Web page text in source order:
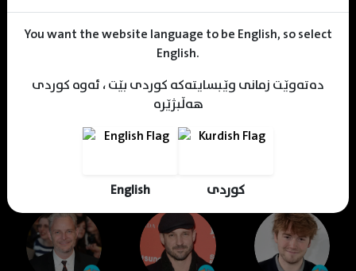
You want the website language to be English, so select
English.
دەتەوێت زمانی وێبسایتەکە کوردی بێت ، ئەوە کوردی
هەڵبژێرە
English کوردی
Designer
Cast & Crew